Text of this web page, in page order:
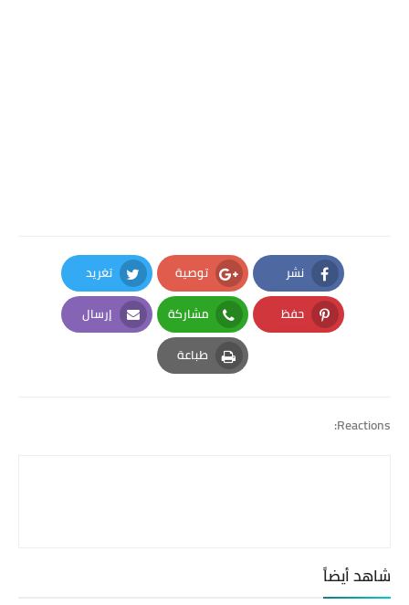
نشر
Facebook
توصية
Google Plus
تغريد
Twitter
حفظ
Pinterest
مشاركة
Whatsapp
إرسال
Email
طباعة
Print
Reactions:
شاهد أيضاً